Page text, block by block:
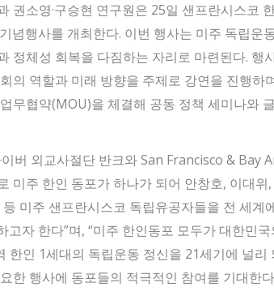
권소영·구승현 연구원은 25일 샌프란시스코
념행사를 개최한다. 이번 행사는 미주 독립운
정체성 회복을 다짐하는 자리로 마련된다. 행
의 역할과 미래 방향을 주제로 강연을 진행하
무협약(MOU)을 체결해 공동 정책 세미나와
버 외교사절단 반크와 San Francisco & Bay
미주 한인 동포가 하나가 되어 안창호, 이대위
미주 샌프란시스코 독립유공자들을 전 세계
고자 한다”며, “미주 한인동포 모두가 대한민
한인 1세대의 독립운동 정신을 21세기에 널리
한 행사에 동포들의 적극적인 참여를 기대한